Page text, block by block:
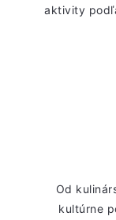
aktivity
Od
kultúrne